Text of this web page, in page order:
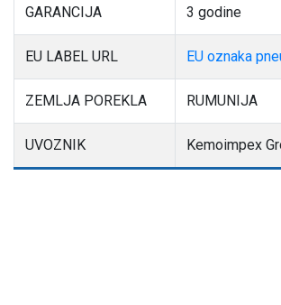
GARANCIJA 3 godine
EU LABEL URL EU oznaka
ZEMLJA POREKLA RUMUNIJA
UVOZNIK Kemoimpex